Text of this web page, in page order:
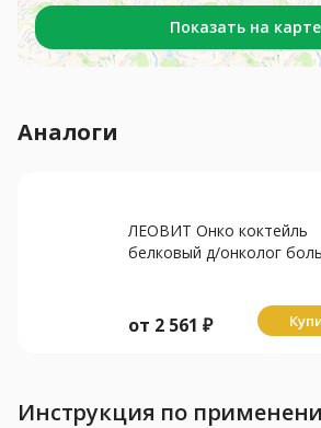
Показать на карте
Аналоги
ЛЕОВИТ Онко коктейль
белковый д/онколог
от 2 561 ₽
Инструкция по